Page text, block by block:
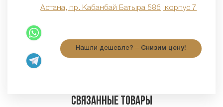
Астана, пр. Кабанбай Батыра 58б, корпус 7
Нашли дешевле? – Снизим цену!
Связанные товары